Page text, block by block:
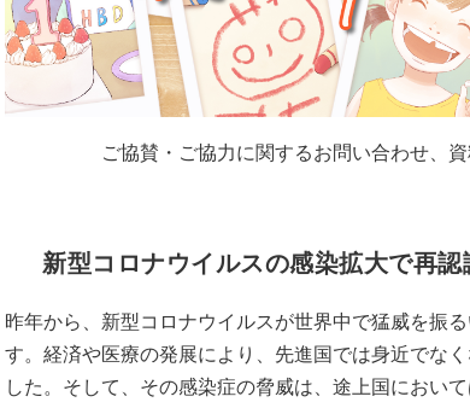
ご協賛・ご協力に関するお問い合わせ、
新型コロナウイルスの感染拡大で再
昨年から、新型コロナウイルスが世界中で猛威を振
す。経済や医療の発展により、先進国では身近でな
した。そして、その感染症の脅威は、途上国におい